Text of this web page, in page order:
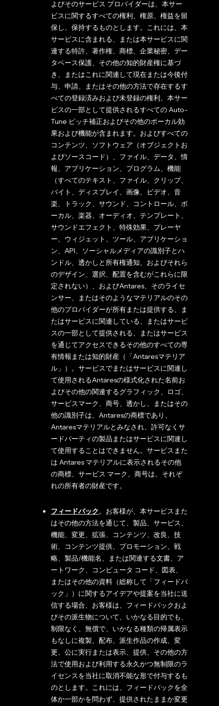
よびそのサービス プロバイダーは、本サー
ビスに関するすべての権利、権原、権益を留
保し、保持するものとします。これには、本
サービスに含まれる、または本サービスに関
連する特許、著作権、商標、企業秘密、デー
タベース保護、その他の知的財産権に基づ
き、またはこれに関連して現在または今後付
与、申請、またはその他の方法で存在するす
べての登録済みおよび未登録の権利、本サー
ビスの一部として提供されるすべての Auto-
Tune ピッチ補正およびその他のボーカル効
果および機能が含まれます。およびすべての
コンテンツ、ソフトウェア（オブジェクトお
よびソースコード）、ファイル、データ、情
報、アプリケーション、プログラム、機能
（すべてのテキスト、ファイル、クリップ、
バイト、ディスプレイ、画像、ビデオ、音
楽、トラック、サウンド、コントロール、ボ
ーカル、楽器、オーディオ、テンプレート、
サウンドエフェクト、特殊効果、プレーヤ
ー、ウィジェット、ツール、アプリケーショ
ン、API、ソーシャルメディアの識別子とハ
ンドル、透かしと所有権通知、およびそれら
のデザイン、選択、配置を含むがこれらに限
定されない）、およびAntares、そのライセ
ンサー、またはそのようなマテリアルのその
他のプロバイダーが所有または提供する、ま
たはサービスに関連している、またはサービ
スの一部として提供される、またはサービス
を通じてアクセスできるその他のすべての専
有情報または知的財産（「Antaresマテリア
ル」）。サービスでまたはサービスに関連し
て使用されるAntaresの様式化された名前お
よびその他の関連するグラフィック、ロゴ、
サービスマーク、商号、透かし、またはその
他の識別子は、Antaresの商標であり、
Antaresマテリアルとみなされ、許可なくサ
ードパーティの製品またはサービスに関連し
て使用することはできません。サービスまた
は Antares マテリアルに表示されるその他
の商標、サービス マーク、商号は、それぞ
れの所有者の財産です。
フィードバック。お客様が、本サービスまた
はその他の方法を通じて、製品、サービス、
機能、変更、拡張、コンテンツ、改良、技
術、コンテンツ提供、プロモーション、戦
略、製品/機能名、または関連する文書、ア
ートワーク、コンピュータ コード、図表、
またはその他の資料（総称して「フィードバ
ック」）に関するアイデアや提案を当社に送
信する場合、お客様は、フィードバックおよ
びその派生物について、いかなる目的でも、
制限なく、無償で、いかなる種類の帰属表示
もなしに複製、配布、派生作品の作成、変
更、公に実行または表示、提供、その他の方
法で使用および利用する永久かつ無制限のラ
イセンスを当社に取消不能な形で付与するも
のとします。これには、フィードバックを全
体か一部かを問わず、提供されたままか変更